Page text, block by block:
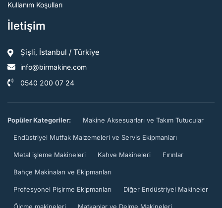
Kullanım Koşulları
İletişim
Şişli, İstanbul / Türkiye
info@birmakine.com
0540 200 07 24
Popüler Kategoriler: Makine Aksesuarları ve Takım Tutucular
Endüstriyel Mutfak Malzemeleri ve Servis Ekipmanları
Metal işleme Makineleri Kahve Makineleri Fırınlar
Bahçe Makinaları ve Ekipmanları
Profesyonel Pişirme Ekipmanları Diğer Endüstriyel Makineler